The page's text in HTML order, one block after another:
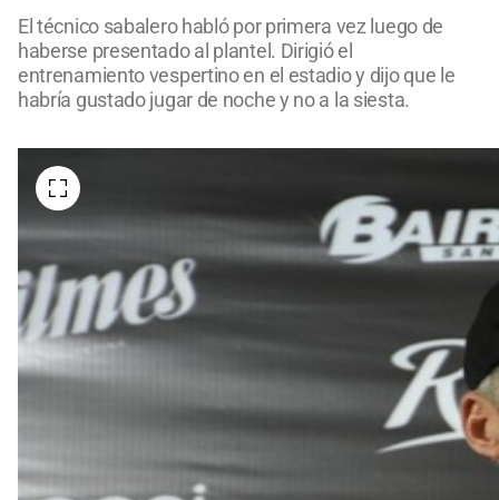
El técnico sabalero habló por primera vez luego de
haberse presentado al plantel. Dirigió el
entrenamiento vespertino en el estadio y dijo que le
habría gustado jugar de noche y no a la siesta.